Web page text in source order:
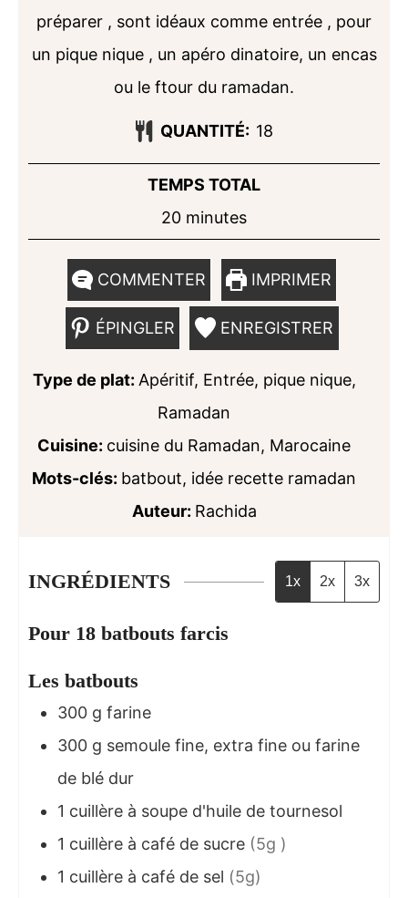
préparer , sont idéaux comme entrée , pour
un pique nique , un apéro dinatoire, un encas
ou le ftour du ramadan.
QUANTITÉ: 18
TEMPS TOTAL
20minutes
minutes
COMMENTER IMPRIMER
ÉPINGLER ENREGISTRER
Type de plat: Apéritif, Entrée, pique nique,
Ramadan
Cuisine: cuisine du Ramadan, Marocaine
Mots-clés: batbout, idée recette ramadan
Auteur: Rachida
INGRÉDIENTS 1x 2x 3x
Pour 18 batbouts farcis
Les batbouts
300 g farine
300 g semoule fine, extra fine ou farine
de blé dur
1 cuillère à soupe d'huile de tournesol
1 cuillère à café de sucre (5g )
1 cuillère à café de sel (5g)